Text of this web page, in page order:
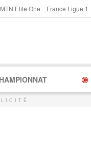
MTN Elite One France Ligue 1